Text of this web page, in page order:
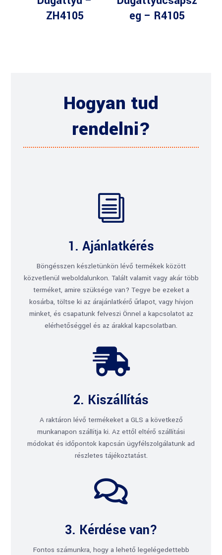
ZH4105
eg – R4105
Hogyan tud
rendelni?
i
1. Ajánlatkérés
Böngésszen készletünkön lévő termékek között
közvetlenül weboldalunkon. Talált valamit vagy akár több
terméket, amire szüksége van? Tegye be ezeket a
kosárba, töltse ki az árajánlatkérő űrlapot, vagy hívjon
minket, és csapatunk felveszi Önnel a kapcsolatot az
elérhetőséggel és az árakkal kapcsolatban.

2. Kiszállítás
A raktáron lévő termékeket a GLS a következő
munkanapon szállítja ki. Az ettől eltérő szállítási
módokat és időpontok kapcsán ügyfélszolgálatunk ad
részletes tájékoztatást.

3. Kérdése van?
Fontos számunkra, hogy a lehető legelégedettebb